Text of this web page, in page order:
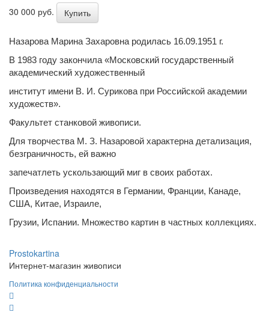
30 000 руб. Купить
Назарова Марина Захаровна родилась 16.09.1951 г.
В 1983 году закончила «Московский государственный
академический художественный
институт имени В. И. Сурикова при Российской академии
художеств».
Факультет станковой живописи.
Для творчества М. З. Назаровой характерна детализация,
безграничность, ей важно
запечатлеть ускользающий миг в своих работах.
Произведения находятся в Германии, Франции, Канаде,
США, Китае, Израиле,
Грузии, Испании. Множество картин в частных коллекциях.
Prostokartina
Интернет-магазин живописи
Политика конфиденциальности